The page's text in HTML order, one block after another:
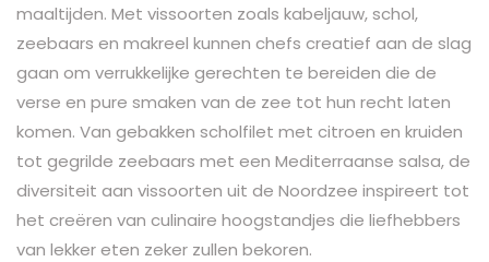
maaltijden. Met vissoorten zoals kabeljauw, schol,
zeebaars en makreel kunnen chefs creatief aan de slag
gaan om verrukkelijke gerechten te bereiden die de
verse en pure smaken van de zee tot hun recht laten
komen. Van gebakken scholfilet met citroen en kruiden
tot gegrilde zeebaars met een Mediterraanse salsa, de
diversiteit aan vissoorten uit de Noordzee inspireert tot
het creëren van culinaire hoogstandjes die liefhebbers
van lekker eten zeker zullen bekoren.